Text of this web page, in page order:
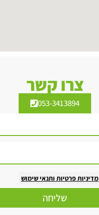
צרו קשר
053-3413894
מדיניות פרטיות ותנאי שימוש
שליחה